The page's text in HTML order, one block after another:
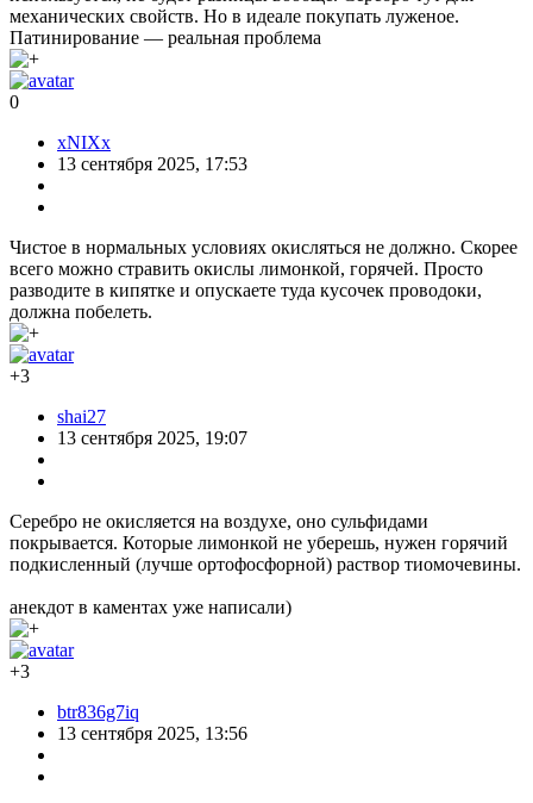
механических свойств. Но в идеале покупать луженое.
Патинирование — реальная проблема
0
xNIXx
13 сентября 2025, 17:53
Чистое в нормальных условиях окисляться не должно. Скорее
всего можно стравить окислы лимонкой, горячей. Просто
разводите в кипятке и опускаете туда кусочек проводоки,
должна побелеть.
+3
shai27
13 сентября 2025, 19:07
Серебро не окисляется на воздухе, оно сульфидами
покрывается. Которые лимонкой не уберешь, нужен горячий
подкисленный (лучше ортофосфорной) раствор тиомочевины.
анекдот в каментах уже написали)
+3
btr836g7iq
13 сентября 2025, 13:56